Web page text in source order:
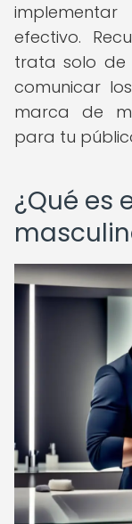
efectivo.
trata solo de
comunicar
marca de
para tu
¿Qué es